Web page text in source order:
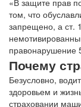
том, что
запрещено, а ст.
правонарушение
Почему
Безусловно,
здоровьем и
страховании